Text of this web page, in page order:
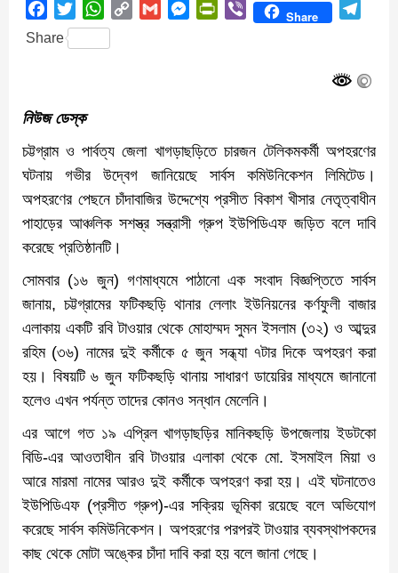
Facebook
TwitterWhatsApp
Copy
Gmail MessengerPrintFriendly
Viber Share
Share
নিউজ ডেস্ক
চট্টগ্রাম ও পার্বত্য জেলা খাগড়াছড়িতে চারজন টেলিকমকর্মী অপহরণের
ঘটনায় গভীর উদ্বেগ জানিয়েছে সার্বস কমিউনিকেশন লিমিটেড।
অপহরণের পেছনে চাঁদাবাজির উদ্দেশ্যে প্রসীত বিকাশ খীসার নেতৃত্বাধীন
পাহাড়ের আঞ্চলিক সশস্ত্র সন্ত্রাসী গ্রুপ ইউপিডিএফ জড়িত বলে দাবি
করেছে প্রতিষ্ঠানটি।
সোমবার (১৬ জুন) গণমাধ্যমে পাঠানো এক সংবাদ বিজ্ঞপ্তিতে সার্বস
জানায়, চট্টগ্রামের ফটিকছড়ি থানার লেলাং ইউনিয়নের কর্ণফুলী বাজার
এলাকায় একটি রবি টাওয়ার থেকে মোহাম্মদ সুমন ইসলাম (৩২) ও আব্দুর
রহিম (৩৬) নামের দুই কর্মীকে ৫ জুন সন্ধ্যা ৭টার দিকে অপহরণ করা
হয়। বিষয়টি ৬ জুন ফটিকছড়ি থানায় সাধারণ ডায়েরির মাধ্যমে জানানো
হলেও এখন পর্যন্ত তাদের কোনও সন্ধান মেলেনি।
এর আগে গত ১৯ এপ্রিল খাগড়াছড়ির মানিকছড়ি উপজেলায় ইডটকো
বিডি-এর আওতাধীন রবি টাওয়ার এলাকা থেকে মো. ইসমাইল মিয়া ও
আরে মারমা নামের আরও দুই কর্মীকে অপহরণ করা হয়। এই ঘটনাতেও
ইউপিডিএফ (প্রসীত গ্রুপ)-এর সক্রিয় ভূমিকা রয়েছে বলে অভিযোগ
করেছে সার্বস কমিউনিকেশন। অপহরণের পরপরই টাওয়ার ব্যবস্থাপকদের
কাছ থেকে মোটা অঙ্কের চাঁদা দাবি করা হয় বলে জানা গেছে।